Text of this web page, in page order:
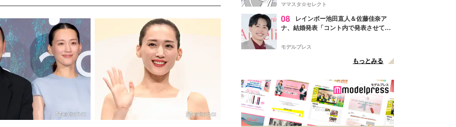
ママスタ☆セレクト
08
レインボー池田直人＆佐藤佳奈ア
ナ、結婚発表「コント内で発表させてい
点変更のため
モデルプレス
もっとみる